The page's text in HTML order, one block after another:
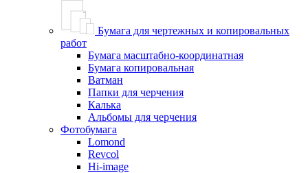
Бумага для чертежных и копировальных
работ
Бумага масштабно-координатная
Бумага копировальная
Ватман
Папки для черчения
Калька
Альбомы для черчения
Фотобумага
Lomond
Revcol
Hi-image